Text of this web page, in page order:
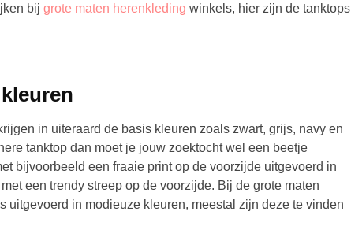
bij grote maten herenkleding winkels, hier zijn de tanktops
in uiteraard de basis kleuren zoals zwart, grijs, navy en
tanktop dan moet je jouw zoektocht wel een beetje
bijvoorbeeld een fraaie print op de voorzijde uitgevoerd in
een trendy streep op de voorzijde. Bij de grote maten
uitgevoerd in modieuze kleuren, meestal zijn deze te vinden